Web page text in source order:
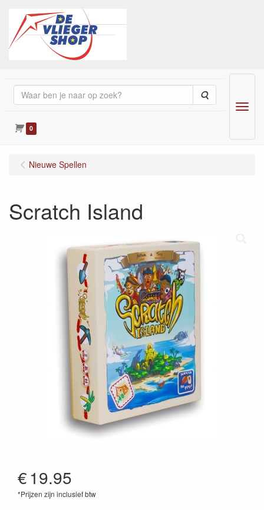
Zoeken
0
Menu
Nieuwe Spellen
Scratch Island
€19.95
*Prijzen zijn inclusief btw